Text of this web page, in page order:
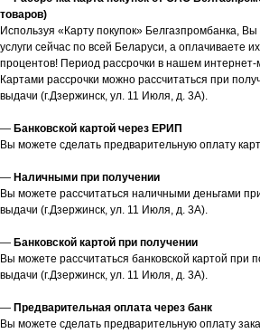
товаров)
Используя «Карту покупок» Белгазпромбанка,
услуги сейчас по всей Беларуси, а оплачиваете
процентов! Период рассрочки в нашем интернет-
Картами рассрочки можно рассчитаться при
выдачи (г.Дзержинск, ул. 11 Июля, д. 3А).
— Банковской картой через ЕРИП
Вы можете сделать предварительную оплату
— Наличными при получении
Вы можете рассчитаться наличными деньгами
выдачи (г.Дзержинск, ул. 11 Июля, д. 3А).
— Банковской картой при получении
Вы можете рассчитаться банковской картой при
выдачи (г.Дзержинск, ул. 11 Июля, д. 3А).
— Предварительная оплата через банк
Вы можете сделать предварительную оплату